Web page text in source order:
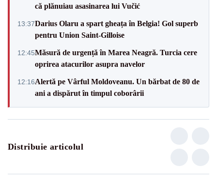
că plănuiau asasinarea lui Vučić
13:37Darius Olaru a spart gheața în Belgia! Gol superb
pentru Union Saint-Gilloise
12:45Măsură de urgență în Marea Neagră. Turcia cere
oprirea atacurilor asupra navelor
12:16Alertă pe Vârful Moldoveanu. Un bărbat de 80 de
ani a dispărut în timpul coborârii
Distribuie articolul